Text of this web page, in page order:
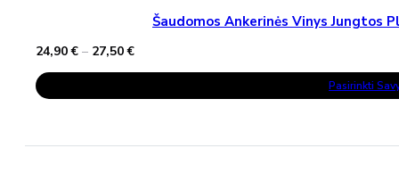
Šaudomos Ankerinės Vinys Jungtos
24,90€ – 27,50€Price
through
Pasirinkti
This
Product
Has
The